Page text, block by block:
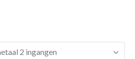
2 ingangen